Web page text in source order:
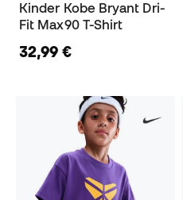
Kinder Kobe Bryant Dri-
Fit Max90 T-Shirt
32,99 €